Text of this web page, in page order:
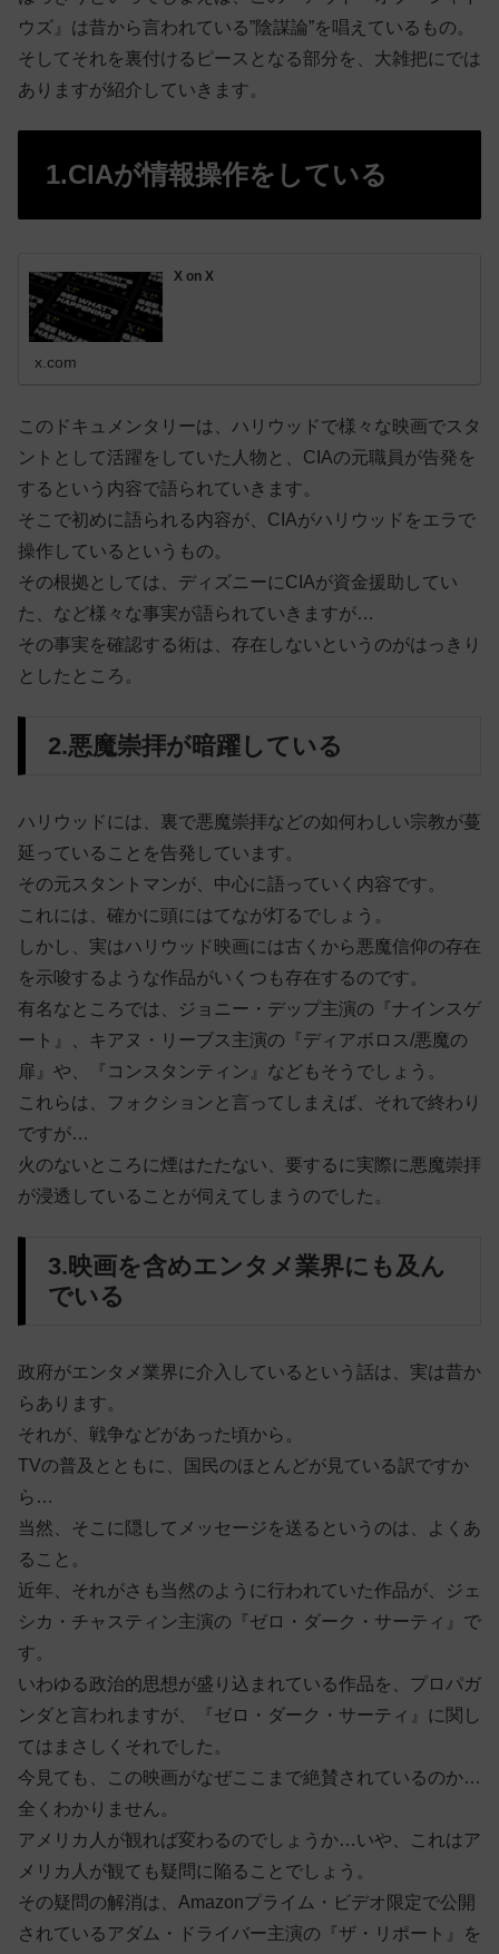
ウズ』は昔から言われている”陰謀論”を唱えているもの。
そしてそれを裏付けるピースとなる部分を、大雑把にでは
ありますが紹介していきます。
1.CIAが情報操作をしている
X on X
x.com
このドキュメンタリーは、ハリウッドで様々な映画でスタ
ントとして活躍をしていた人物と、CIAの元職員が告発を
するという内容で語られていきます。
そこで初めに語られる内容が、CIAがハリウッドをエラで
操作しているというもの。
その根拠としては、ディズニーにCIAが資金援助してい
た、など様々な事実が語られていきますが…
その事実を確認する術は、存在しないというのがはっきり
としたところ。
2.悪魔崇拝が暗躍している
ハリウッドには、裏で悪魔崇拝などの如何わしい宗教が蔓
延っていることを告発しています。
その元スタントマンが、中心に語っていく内容です。
これには、確かに頭にはてなが灯るでしょう。
しかし、実はハリウッド映画には古くから悪魔信仰の存在
を示唆するような作品がいくつも存在するのです。
有名なところでは、ジョニー・デップ主演の『ナインスゲ
ート』、キアヌ・リーブス主演の『ディアボロス/悪魔の
扉』や、『コンスタンティン』などもそうでしょう。
これらは、フォクションと言ってしまえば、それで終わり
ですが…
火のないところに煙はたたない、要するに実際に悪魔崇拝
が浸透していることが伺えてしまうのでした。
3.映画を含めエンタメ業界にも及ん
でいる
政府がエンタメ業界に介入しているという話は、実は昔か
らあります。
それが、戦争などがあった頃から。
TVの普及とともに、国民のほとんどが見ている訳ですか
ら…
当然、そこに隠してメッセージを送るというのは、よくあ
ること。
近年、それがさも当然のように行われていた作品が、ジェ
シカ・チャスティン主演の『ゼロ・ダーク・サーティ』で
す。
いわゆる政治的思想が盛り込まれている作品を、プロパガ
ンダと言われますが、『ゼロ・ダーク・サーティ』に関し
てはまさしくそれでした。
今見ても、この映画がなぜここまで絶賛されているのか…
全くわかりません。
アメリカ人が観れば変わるのでしょうか…いや、これはア
メリカ人が観ても疑問に陥ることでしょう。
その疑問の解消は、Amazonプライム・ビデオ限定で公開
されているアダム・ドライバー主演の『ザ・リポート』を